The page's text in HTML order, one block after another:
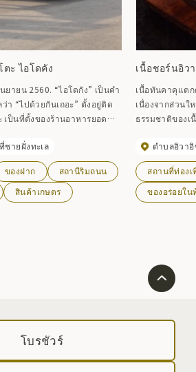
ตะ ไอโดคัง
ยายน 2560. “ไอโดกัง” เป็นคำ
ด้วยกันเถอะ” ตั้งอยู่ติด
เป็นที่ตั้งของร้านอาหารยอด
ดิบจากท้องถิ่น
ชายฝั่งทะเล
ของฝาก
สถานีริมถนน
สินค้าเกษตร
เนื้อชอร์นอิว
เนื้อทันคาคุแต
เนื่องจากส่วน
ธรรมชาติของเ
ธรรมชาติของ
"แหล่งอาหารม
Association เ
"นัตสึยามะ ฟุยุ
ตำบลอิวา
สถานที่ท่องเ
ของอร่อยใน
โบรชัวร์